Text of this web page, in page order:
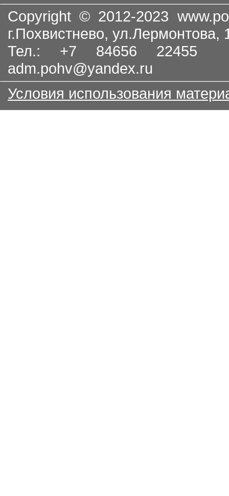
Copyright © 2012-2023
г.Похвистнево, ул.Лермонтова,
Тел.: +7 84656
adm.pohv@yandex.ru
Условия использования